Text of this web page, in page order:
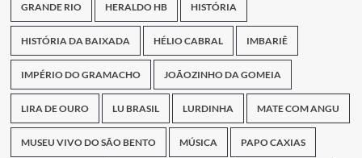
GRANDE RIO HERALDO HB HISTÓRIA
HISTÓRIA DA BAIXADA HÉLIO CABRAL IMBARIÊ
IMPÉRIO DO GRAMACHO JOÃOZINHO DA GOMEIA
LIRA DE OURO LU BRASIL LURDINHA MATE COM ANGU
MUSEU VIVO DO SÃO BENTO MÚSICA PAPO CAXIAS